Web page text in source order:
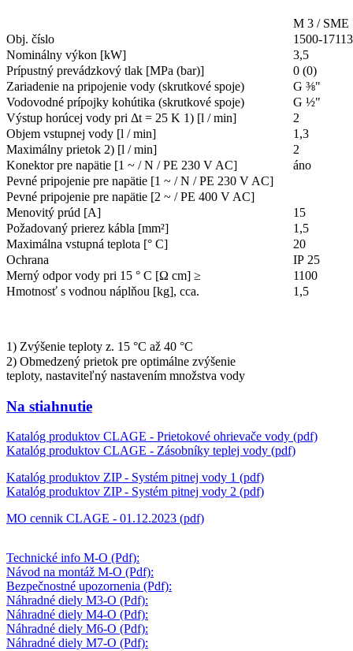
M 3 / SME
Obj. číslo
1500-17113
Nominálny výkon [kW]
3,5
Prípustný prevádzkový tlak [MPa (bar)]
0 (0)
Zariadenie na pripojenie vody (skrutkové spoje)
G ⅜"
Vodovodné prípojky kohútika (skrutkové spoje)
G ½"
Výstup horúcej vody pri Δt = 25 K 1) [l / min]
2
Objem vstupnej vody [l / min]
1,3
Maximálny prietok 2) [l / min]
2
Konektor pre napätie [1 ~ / N / PE 230 V AC]
áno
Pevné pripojenie pre napätie [1 ~ / N / PE 230 V AC]
Pevné pripojenie pre napätie [2 ~ / PE 400 V AC]
Menovitý prúd [A]
15
Požadovaný prierez kábla [mm²]
1,5
Maximálna vstupná teplota [° C]
20
Ochrana
IP 25
Merný odpor vody pri 15 ° C [Ω cm] ≥
1100
Hmotnosť s vodnou náplňou [kg], cca.
1,5
1) Zvýšenie teploty z. 15 °C až 40 °C
2) Obmedzený prietok pre optimálne zvýšenie
teploty, nastaviteľný nastavením množstva vody
Na stiahnutie
Katalóg produktov CLAGE - Prietokové ohrievače vody (pdf)
Katalóg produktov CLAGE - Zásobníky teplej vody (pdf)
Katalóg produktov ZIP - Systém pitnej vody 1 (pdf)
Katalóg produktov ZIP - Systém pitnej vody 2 (pdf)
MO cennik CLAGE - 01.12.2023 (pdf)
Technické info M-O (Pdf):
Návod na montáž M-O (Pdf):
Bezpečnostné upozornenia (Pdf):
Náhradné diely M3-O (Pdf):
Náhradné diely M4-O (Pdf):
Náhradné diely M6-O (Pdf):
Náhradné diely M7-O (Pdf):